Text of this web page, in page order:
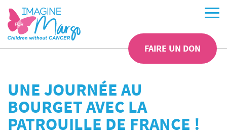
FAIRE UN DON
UNE JOURNÉE AU
BOURGET AVEC LA
PATROUILLE DE FRANCE !